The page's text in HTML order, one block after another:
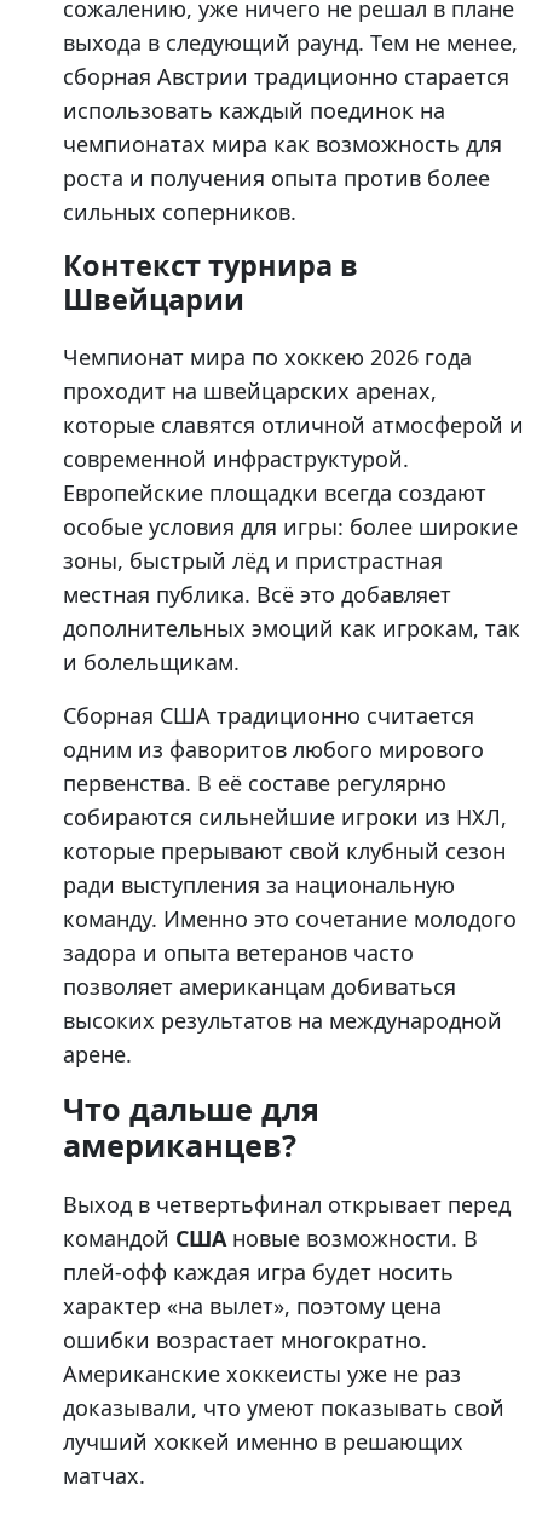
сожалению, уже ничего не решал в плане
выхода в следующий раунд. Тем не менее,
сборная Австрии традиционно старается
использовать каждый поединок на
чемпионатах мира как возможность для
роста и получения опыта против более
сильных соперников.
Контекст турнира в
Швейцарии
Чемпионат мира по хоккею 2026 года
проходит на швейцарских аренах,
которые славятся отличной атмосферой и
современной инфраструктурой.
Европейские площадки всегда создают
особые условия для игры: более широкие
зоны, быстрый лёд и пристрастная
местная публика. Всё это добавляет
дополнительных эмоций как игрокам, так
и болельщикам.
Сборная США традиционно считается
одним из фаворитов любого мирового
первенства. В её составе регулярно
собираются сильнейшие игроки из НХЛ,
которые прерывают свой клубный сезон
ради выступления за национальную
команду. Именно это сочетание молодого
задора и опыта ветеранов часто
позволяет американцам добиваться
высоких результатов на международной
арене.
Что дальше для
американцев?
Выход в четвертьфинал открывает перед
командой СШАновые возможности. В
плей-офф каждая игра будет носить
характер «на вылет», поэтому цена
ошибки возрастает многократно.
Американские хоккеисты уже не раз
доказывали, что умеют показывать свой
лучший хоккей именно в решающих
матчах.